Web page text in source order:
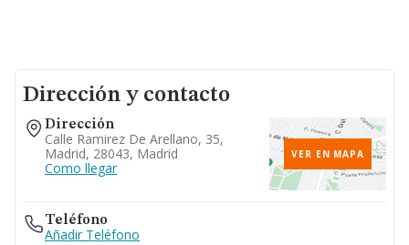
Dirección y contacto
Dirección
Calle Ramirez De Arellano, 35,
Madrid, 28043, Madrid
Como llegar
VER EN MAPA
Teléfono
Añadir Teléfono